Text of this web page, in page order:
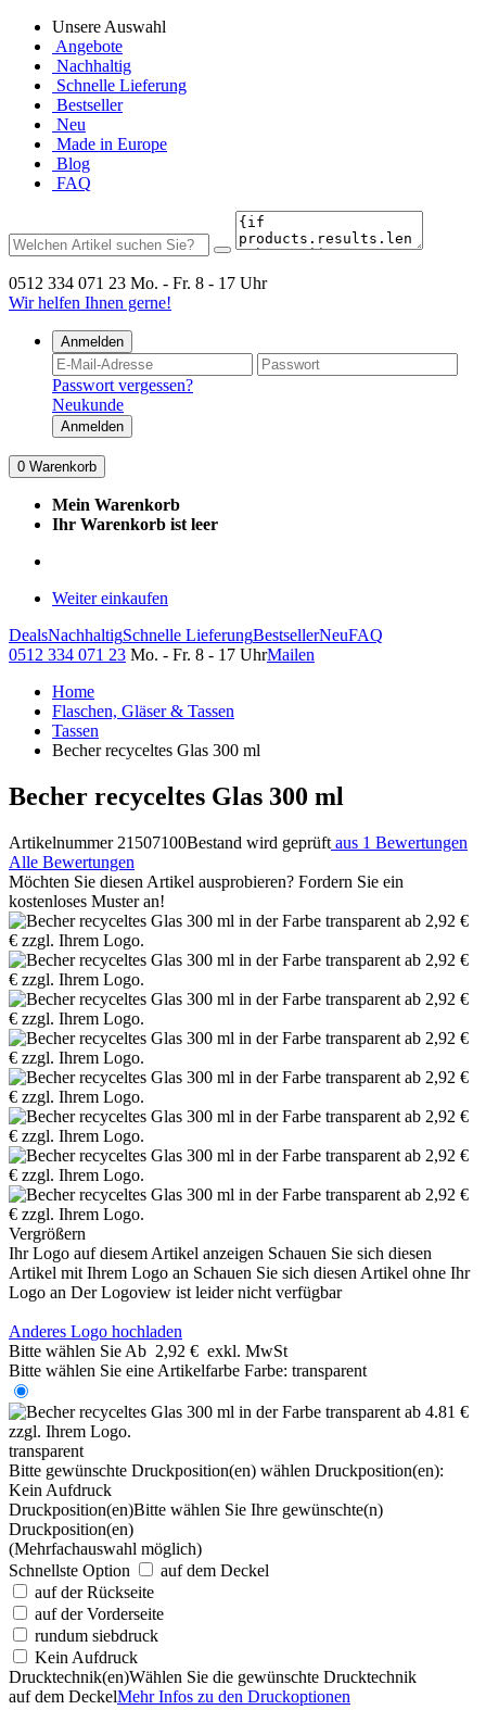
Unsere Auswahl
Angebote
Nachhaltig
Schnelle Lieferung
Bestseller
Neu
Made in Europe
Blog
FAQ
0512 334 071 23 Mo. - Fr. 8 - 17 Uhr
Wir helfen Ihnen gerne!
Anmelden
Passwort vergessen?
Neukunde
Anmelden
0 Warenkorb
Mein Warenkorb
Ihr Warenkorb ist leer
Weiter einkaufen
DealsNachhaltigSchnelle LieferungBestsellerNeuFAQ
0512 334 071 23 Mo. - Fr. 8 - 17 UhrMailen
Home
Flaschen, Gläser & Tassen
Tassen
Becher recyceltes Glas 300 ml
Becher recyceltes Glas 300 ml
Artikelnummer 21507100Bestand wird geprüft aus 1 Bewertungen
Alle Bewertungen
Möchten Sie diesen Artikel ausprobieren? Fordern Sie ein
kostenloses Muster an!
Vergrößern
Ihr Logo auf diesem Artikel anzeigen Schauen Sie sich diesen
Artikel mit Ihrem Logo an Schauen Sie sich diesen Artikel ohne Ihr
Logo an Der Logoview ist leider nicht verfügbar
Anderes Logo hochladen
Bitte wählen Sie Ab 2,92 € exkl. MwSt
Bitte wählen Sie eine Artikelfarbe Farbe: transparent
transparent
Bitte gewünschte Druckposition(en) wählen Druckposition(en):
Kein Aufdruck
Druckposition(en)Bitte wählen Sie Ihre gewünschte(n)
Druckposition(en)
(Mehrfachauswahl möglich)
Schnellste Option
auf dem Deckel
auf der Rückseite
auf der Vorderseite
rundum siebdruck
Kein Aufdruck
Drucktechnik(en)Wählen Sie die gewünschte Drucktechnik
auf dem DeckelMehr Infos zu den Druckoptionen